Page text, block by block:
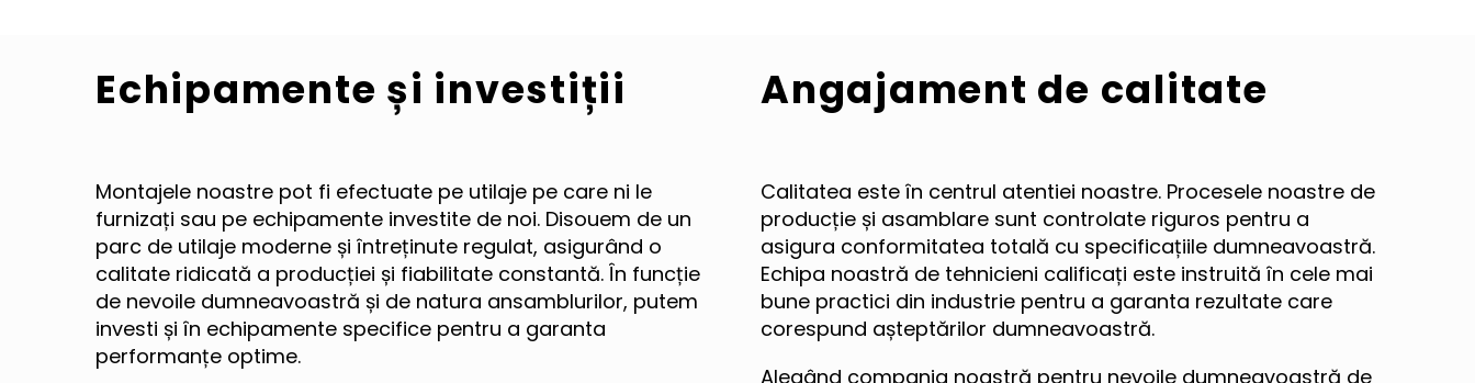
Echipamente și investiții
Montajele noastre pot fi efectuate pe utilaje pe care ni le
furnizați sau pe echipamente investite de noi. Disouem de un
parc de utilaje moderne și întreținute regulat, asigurând o
calitate ridicată a producției și fiabilitate constantă. În funcție
de nevoile dumneavoastră și de natura ansamblurilor, putem
investi și în echipamente specifice pentru a garanta
performanțe optime.
Angajament de calitate
Calitatea este în centrul atentiei noastre. Procesele noastre de
producție și asamblare sunt controlate riguros pentru a
asigura conformitatea totală cu specificațiile dumneavoastră.
Echipa noastră de tehnicieni calificați este instruită în cele mai
bune practici din industrie pentru a garanta rezultate care
corespund așteptărilor dumneavoastră.
Alegând compania noastră pentru nevoile dumneavoastră de